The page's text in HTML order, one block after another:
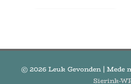
© 2026 Leuk Gevonden | Mede
Sierink-